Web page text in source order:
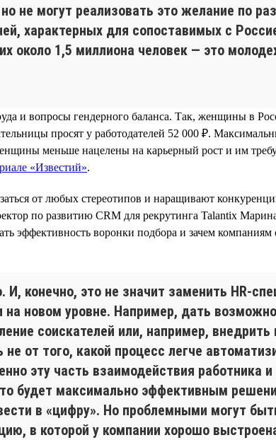
не могут реализовать это желание по
характерных для сопоставимых с
около 1,5 миллиона человек — это
вопросы гендерного баланса. Так, женщины в
просят у работодателей 52 000 ₽.
меньше нацелены на карьерный рост и им
«Известий».
от любых стереотипов и наращивают
по развитию CRM для рекрутинга Talantix
эффективность воронки подбора и зачем
конечно, это не значит заменить HR-
новом уровне. Например, дать
соискателей или, например,
от того, какой процесс легче
эту часть взаимодействия работника
будет максимально эффективным
в «цифру». Но проблемными могут
в которой у компании хорошо